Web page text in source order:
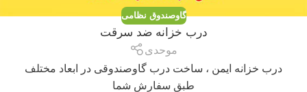
گاوصندوق نظامی
درب خزانه ضد سرقت
موحدی
درب خزانه ایمن ، ساخت درب گاوصندوقی در ابعاد مختلف
طبق سفارش شما